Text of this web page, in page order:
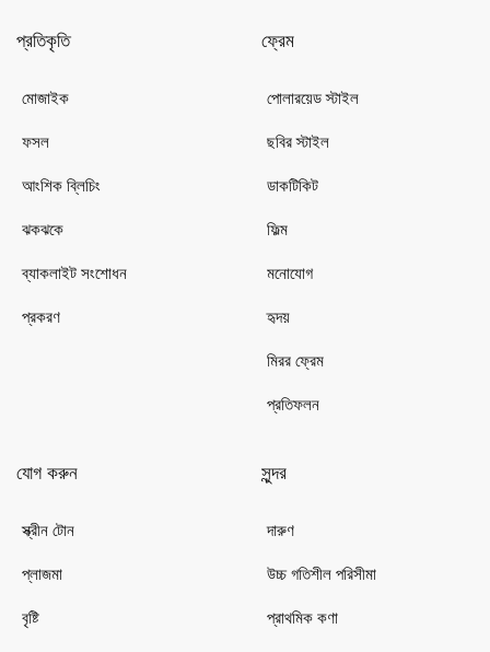
প্রতিকৃতি
মোজাইক
ফসল
আংশিক ব্লিচিং
ঝকঝকে
ব্যাকলাইট সংশোধন
প্রকরণ
ফ্রেম
পোলারয়েড স্টাইল
ছবির স্টাইল
ডাকটিকিট
ফিল্ম
মনোযোগ
হৃদয়
মিরর ফ্রেম
প্রতিফলন
যোগ করুন
স্ক্রীন টোন
প্লাজমা
বৃষ্টি
সুন্দর
দারুণ
উচ্চ গতিশীল পরিসীমা
প্রাথমিক কণা